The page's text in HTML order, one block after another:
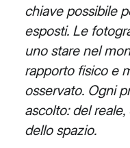
chiave possibile
esposti. Le
uno stare nel
rapporto fisico e
osservato. Ogni
ascolto: del
dello spazio.